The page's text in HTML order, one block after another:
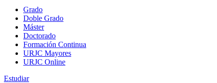
Grado
Doble Grado
Máster
Doctorado
Formación Continua
URJC Mayores
URJC Online
Estudiar